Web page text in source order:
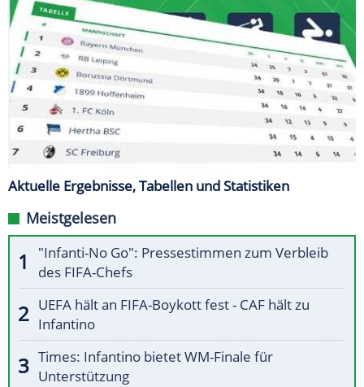
Aktuelle Ergebnisse, Tabellen und Statistiken
Meistgelesen
"Infanti-No Go": Pressestimmen zum Verbleib
des FIFA-Chefs
UEFA hält an FIFA-Boykott fest - CAF hält zu
Infantino
Times: Infantino bietet WM-Finale für
Unterstützung